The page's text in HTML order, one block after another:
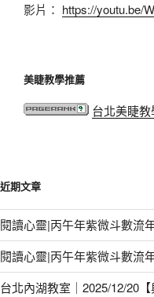
影片： https://youtu.be/
美睫教學推薦
台北美睫
近期文章
閱讀心靈|丙午年紫微斗數流
閱讀心靈|丙午年紫微斗數流
台北內湖教室｜2025/12/20